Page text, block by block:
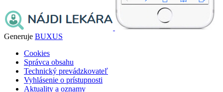
Generuje BUXUS
Cookies
Správca obsahu
Technický prevádzkovateľ
Vyhlásenie o prístupnosti
Aktuality a oznamy